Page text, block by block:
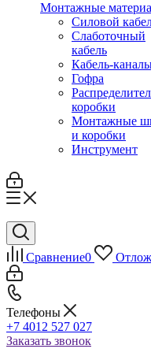
Монтажные
Силовой
Слаботочный
кабель
Кабель-
Гофра
коробки
Монтажные
и коробки
Инструмент
Сравнение0
Телефоны
+7 4012 527 027
Заказать звонок